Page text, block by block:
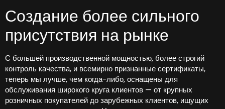
Создание более сильного
присутствия на рынке
С большей производственной мощностью, более строгий
контроль качества, и всемирно признанные сертификаты,
теперь мы лучше, чем когда-либо, оснащены для
обслуживания широкого круга клиентов — от крупных
розничных покупателей до зарубежных клиентов, ищущих